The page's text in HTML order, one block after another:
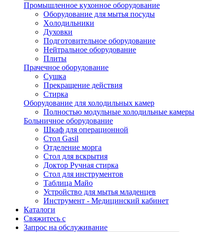
Промышленное кухонное оборудование
Оборудование для мытья посуды
Xолодильники
Духовки
Подготовительное оборудование
Нейтральное оборудование
Плиты
Прачечное оборудование
Сушка
Прекращение действия
Стирка
Оборудование для холодильных камер
Полностью модульные холодильные камеры
Больничное оборудование
Шкаф для операционной
Стол Gasil
Отделение морга
Стол для вскрытия
Доктор Ручная стирка
Стол для инструментов
Таблица Майо
Устройство для мытья младенцев
Инструмент - Медицинский кабинет
Каталоги
Свяжитесь с
Запрос на обслуживание